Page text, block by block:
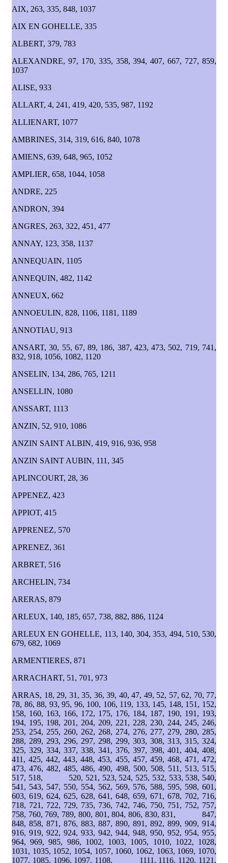
AIX, 263, 335, 848, 1037
AIX EN GOHELLE, 335
ALBERT, 379, 783
ALEXANDRE, 97, 170, 335, 358, 394, 407, 667, 727, 859,
1037
ALISE, 933
ALLART, 4, 241, 419, 420, 535, 987, 1192
ALLIENART, 1077
AMBRINES, 314, 319, 616, 840, 1078
AMIENS, 639, 648, 965, 1052
AMPLIER, 658, 1044, 1058
ANDRE, 225
ANDRON, 394
ANGRES, 263, 322, 451, 477
ANNAY, 123, 358, 1137
ANNEQUAIN, 1105
ANNEQUIN, 482, 1142
ANNEUX, 662
ANNOEULIN, 828, 1106, 1181, 1189
ANNOTIAU, 913
ANSART, 30, 55, 67, 89, 186, 387, 423, 473, 502, 719, 741,
832, 918, 1056, 1082, 1120
ANSELIN, 134, 286, 765, 1211
ANSELLIN, 1080
ANSSART, 1113
ANZIN, 52, 910, 1086
ANZIN SAINT ALBIN, 419, 916, 936, 958
ANZIN SAINT AUBIN, 111, 345
APLINCOURT, 28, 36
APPENEZ, 423
APPIOT, 415
APPRENEZ, 570
APRENEZ, 361
ARBRET, 516
ARCHELIN, 734
ARERAS, 879
ARLEUX, 140, 185, 657, 738, 882, 886, 1124
ARLEUX EN GOHELLE, 113, 140, 304, 353, 494, 510, 530,
679, 682, 1069
ARMENTIERES, 871
ARRACHART, 51, 701, 973
ARRAS, 18, 29, 31, 35, 36, 39, 40, 47, 49, 52, 57, 62, 70, 77,
78, 86, 88, 93, 95, 96, 100, 106, 119, 133, 145, 148, 151, 152,
158, 160, 163, 166, 172, 175, 176, 184, 187, 190, 191, 193,
194, 195, 198, 201, 204, 209, 221, 228, 230, 244, 245, 246,
253, 254, 255, 260, 262, 268, 274, 276, 277, 279, 280, 285,
288, 289, 293, 296, 297, 298, 299, 303, 308, 313, 315, 324,
325, 329, 334, 337, 338, 341, 376, 397, 398, 401, 404, 408,
411, 425, 442, 443, 448, 453, 455, 457, 459, 468, 471, 472,
473, 476, 482, 485, 486, 490, 498, 500, 508, 511, 513, 515,
517, 518, 520, 521, 523, 524, 525, 532, 533, 538, 540,
541, 543, 547, 550, 554, 562, 569, 576, 588, 595, 598, 601,
603, 619, 624, 625, 628, 641, 648, 659, 671, 678, 702, 716,
718, 721, 722, 729, 735, 736, 742, 746, 750, 751, 752, 757,
758, 760, 769, 789, 800, 801, 804, 806, 830, 831, 847,
848, 858, 871, 876, 883, 887, 890, 891, 892, 899, 909, 914,
916, 919, 922, 924, 933, 942, 944, 948, 950, 952, 954, 955,
964, 969, 985, 986, 1002, 1003, 1005, 1010, 1022, 1028,
1031, 1035, 1052, 1054, 1057, 1060, 1062, 1063, 1069, 1070,
1077, 1085, 1096, 1097, 1108, 1111, 1116, 1120, 1121,